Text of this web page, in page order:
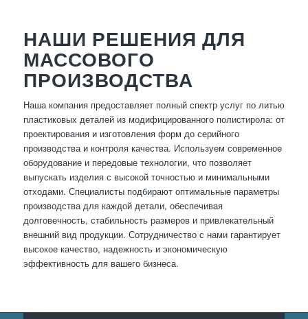
НАШИ РЕШЕНИЯ ДЛЯ
МАССОВОГО
ПРОИЗВОДСТВА
Наша компания предоставляет полный спектр услуг по литью
пластиковых деталей из модифицированного полистирола: от
проектирования и изготовления форм до серийного
производства и контроля качества. Используем современное
оборудование и передовые технологии, что позволяет
выпускать изделия с высокой точностью и минимальными
отходами. Специалисты подбирают оптимальные параметры
производства для каждой детали, обеспечивая
долговечность, стабильность размеров и привлекательный
внешний вид продукции. Сотрудничество с нами гарантирует
высокое качество, надежность и экономическую
эффективность для вашего бизнеса.